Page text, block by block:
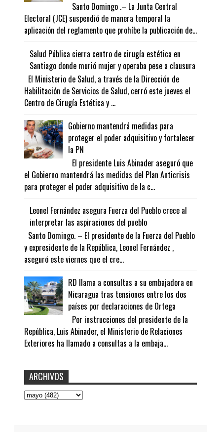
Santo Domingo .– La Junta Central
Electoral (JCE) suspendió de manera temporal la
aplicación del reglamento que prohíbe la publicación de...
Salud Pública cierra centro de cirugía estética en
Santiago donde murió mujer y operaba pese a clausura
El Ministerio de Salud, a través de la Dirección de
Habilitación de Servicios de Salud, cerró este jueves el
Centro de Cirugía Estética y ...
Gobierno mantendrá medidas para
proteger el poder adquisitivo y fortalecer
la PN
El presidente Luis Abinader aseguró que
el Gobierno mantendrá las medidas del Plan Anticrisis
para proteger el poder adquisitivo de la c...
Leonel Fernández asegura Fuerza del Pueblo crece al
interpretar las aspiraciones del pueblo
Santo Domingo. – El presidente de la Fuerza del Pueblo
y expresidente de la República, Leonel Fernández ,
aseguró este viernes que el cre...
RD llama a consultas a su embajadora en
Nicaragua tras tensiones entre los dos
países por declaraciones de Ortega
Por instrucciones del presidente de la
República, Luis Abinader, el Ministerio de Relaciones
Exteriores ha llamado a consultas a la embaja...
ARCHIVOS